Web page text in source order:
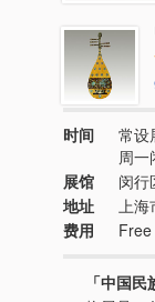
时间
常设
周一
展馆
闵行
地址
上
费用
Free
「中国民